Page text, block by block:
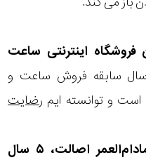
فروشگاه اینترنتی ساعت
با بیش از ۱۵ سال سابقه فروش ساعت و
رضایت
گارانتی مادام‌العمر اصالت، ۵ سال